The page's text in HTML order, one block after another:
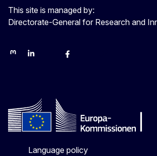
This site is managed by:
Directorate-General for Research and
MastodonLinkedInBlueskyFacebook
Language policy